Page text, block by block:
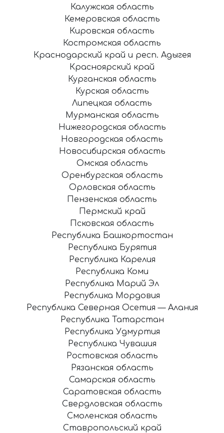
Калужская область
Кемеровская область
Кировская область
Костромская область
Краснодарский край и респ. Адыгея
Красноярский край
Курганская область
Курская область
Липецкая область
Мурманская область
Нижегородская область
Новгородская область
Новосибирская область
Омская область
Оренбургская область
Орловская область
Пензенская область
Пермский край
Псковская область
Республика Башкортостан
Республика Бурятия
Республика Карелия
Республика Коми
Республика Марий Эл
Республика Мордовия
Республика Северная Осетия — Алания
Республика Татарстан
Республика Удмуртия
Республика Чувашия
Ростовская область
Рязанская область
Самарская область
Саратовская область
Свердловская область
Смоленская область
Ставропольский край